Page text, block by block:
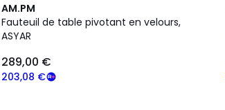
AM.PM
Fauteuil de table pivotant en velours,
ASYAR
203,08 €
289,00 €
5
/
5
4
Couleurs